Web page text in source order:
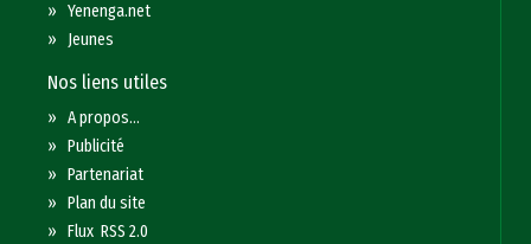
»Yenenga.net
» Jeunes
Nos liens utiles
»A propos...
»Publicité
»Partenariat
»Plan du site
»Flux RSS 2.0